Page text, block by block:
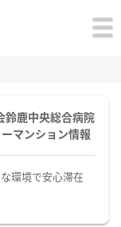
鈴鹿中央総合病院
マンション情報
環境で安心滞在